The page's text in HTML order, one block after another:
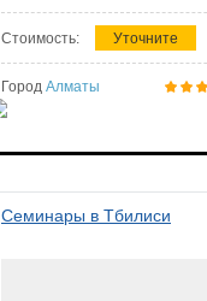
Стоимость: Уточните
Город Алматы
Семинары в Тбилиси